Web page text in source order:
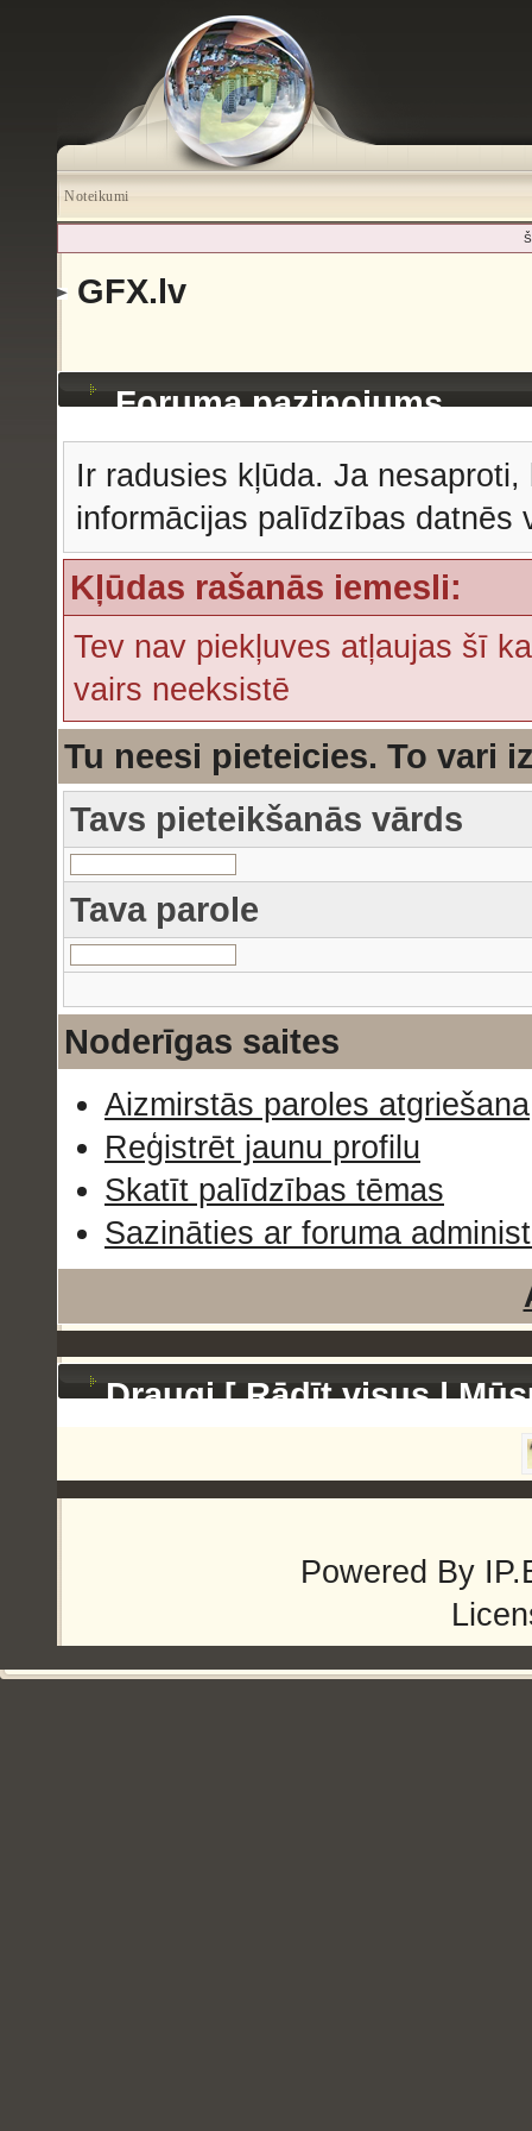
Noteikumi
GFX.lv
Foruma paziņojums
Ir radusies kļūda. Ja
informācijas palīdzības datnēs
Kļūdas rašanās iemesli:
Tev nav piekļuves atļaujas šī
vairs neeksistē
Tu neesi pieteicies. To vari
Tavs pieteikšanās vārds
Tava parole
Noderīgas saites
Aizmirstās paroles atgriešana
Reģistrēt jaunu profilu
Skatīt palīdzības tēmas
Sazināties ar foruma
Draugi [Rādīt visus|
Powered By